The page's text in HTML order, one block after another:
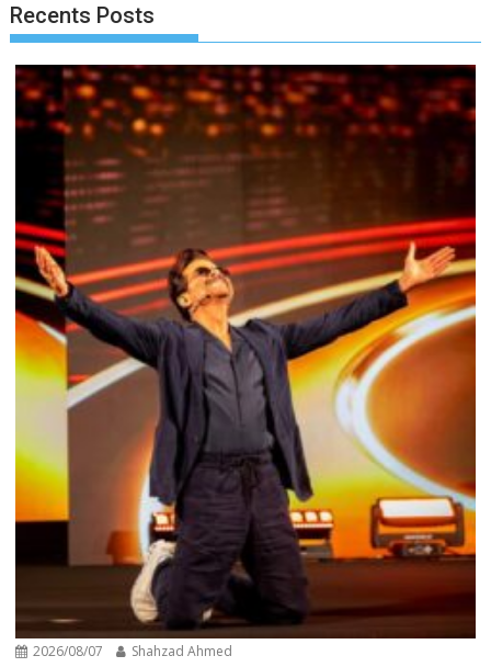
Recents Posts
2026/08/07 Shahzad Ahmed